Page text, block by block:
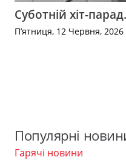
Суботній хіт-
П’ятниця, 12 Червня, 2026
Популярні
Гарячі новини